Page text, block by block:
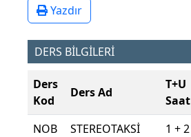
Yazdır
DERS BİLGİLERİ
Ders
Kod
Ders Ad
T+U
Saat
NOB
STEREOTAKSİ
1 + 2